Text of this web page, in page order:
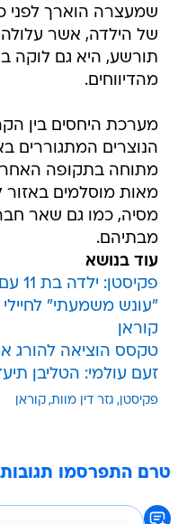
שמעצרה הוארך לפני
של הילדה, אשר עלולה
תורשע, היא גם לוקה
מהדיווחים.
הנוצרים המתגוררים
מתוחה בתקופה
מאות מוסלמים באזור
מסיה, כמו גם שאר
מבתיהם.
עוד בנושא
פקיסטן: ילדה בת 11 עם תסמונת דאון תוצא להורג?
קוראן
טקסס הוציאה להורג
זעם עולמי: הטליבן
פקיסטן גזר דין מוות קוראן
טרם התפרסמו תגובות